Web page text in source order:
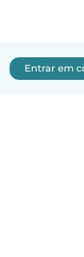
Entrar em